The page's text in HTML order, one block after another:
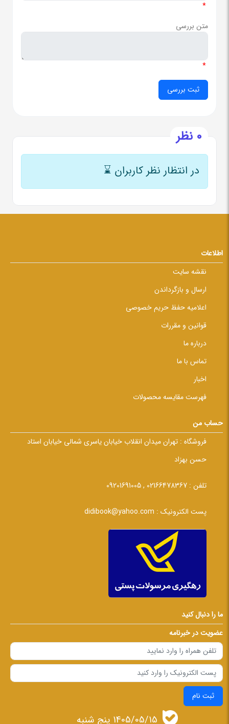
*
متن بررسی
*
0 نظر
در انتظار نظر کاربران ⌛
اطلاعات
نقشه سایت
ارسال و بازگرداندن
اعلامیه حفظ حریم خصوصی
قوانین و مقررات
درباره ما
تماس با ما
اخبار
فهرست مقایسه محصولات
حساب من
فروشگاه : تهران میدان انقلاب خیابان یاسری شمالی خیابان استاد
حسن بهزاد
تلفن : 02166478367 , 09201691005
پست الکترونیک : didibook@yahoo.com
ما را دنبال کنید
عضویت در خبرنامه
ثبت نام
1405/05/15 پنج شنبه